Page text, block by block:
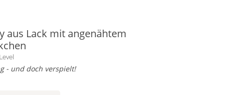
aus Lack mit angenähtem
- und doch verspielt!